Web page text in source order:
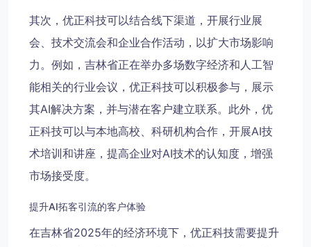
其次，优正科技可以结合线下渠道，开展行业展
会、技术交流会和企业合作活动，以扩大市场影响
力。例如，吉林省正在举办多场数字经济和人工智
能相关的行业会议，优正科技可以积极参与，展示
其AI解决方案，并与潜在客户建立联系。此外，优
正科技可以与本地高校、科研机构合作，开展AI技
术培训和讲座，提高企业对AI技术的认知度，增强
市场接受度。
提升AI拓客引流的客户体验
在吉林省2025年的经济环境下，优正科技需要提升